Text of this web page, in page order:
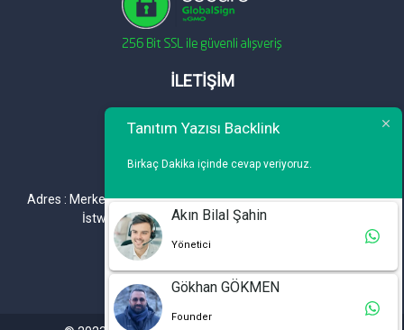
İLETİŞİM
E-mail :info@tanitimyazisi.com.tr
Adres : Merkez Mh. DeğirmenBahçe Cd. A1 A Blok D : 19 Kat :1
İstwest Rezidans Bahçelievler / İSTANBUL
Tanıtım Yazısı Backlink
Birkaç Dakika içinde cevap veriyoruz.
Akın Bilal Şahin
Yönetici
Gökhan GÖKMEN
Founder